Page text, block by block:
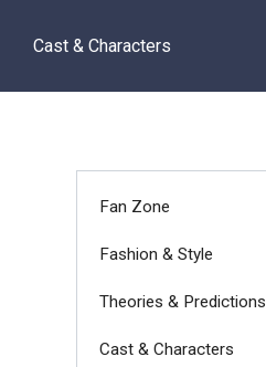
Cast & Characters
Fan Zone
Fashion & Style
Theories & Predictions
Cast & Characters